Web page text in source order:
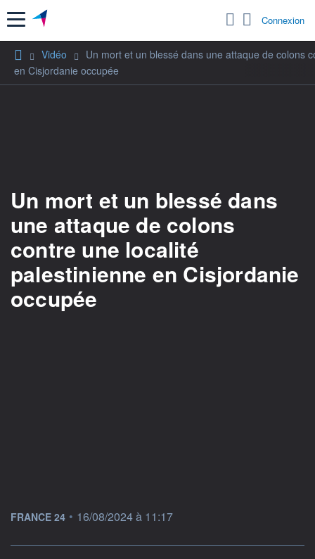
Menu Connexion
Vidéo
Un mort et un blessé dans une attaque de colons
en Cisjordanie occupée
Un mort et un blessé dans
une attaque de colons
contre une localité
palestinienne en Cisjordanie
occupée
information fournie par
FRANCE 24 • 16/08/2024 à 11:17